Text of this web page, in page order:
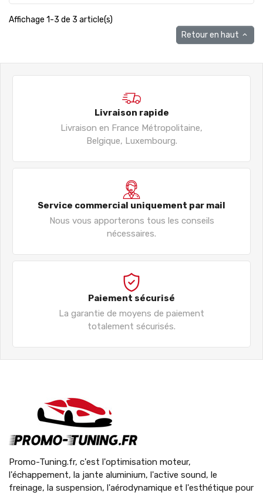
Affichage 1-3 de 3 article(s)
Retour en haut 
Livraison rapide
Livraison en France Métropolitaine,
Belgique, Luxembourg.
Service commercial uniquement par mail
Nous vous apporterons tous les conseils
nécessaires.
Paiement sécurisé
La garantie de moyens de paiement
totalement sécurisés.
Promo-Tuning.fr, c'est l'optimisation moteur,
l'échappement, la jante aluminium, l'active sound, le
freinage, la suspension, l'aérodynamique et l'esthétique pour